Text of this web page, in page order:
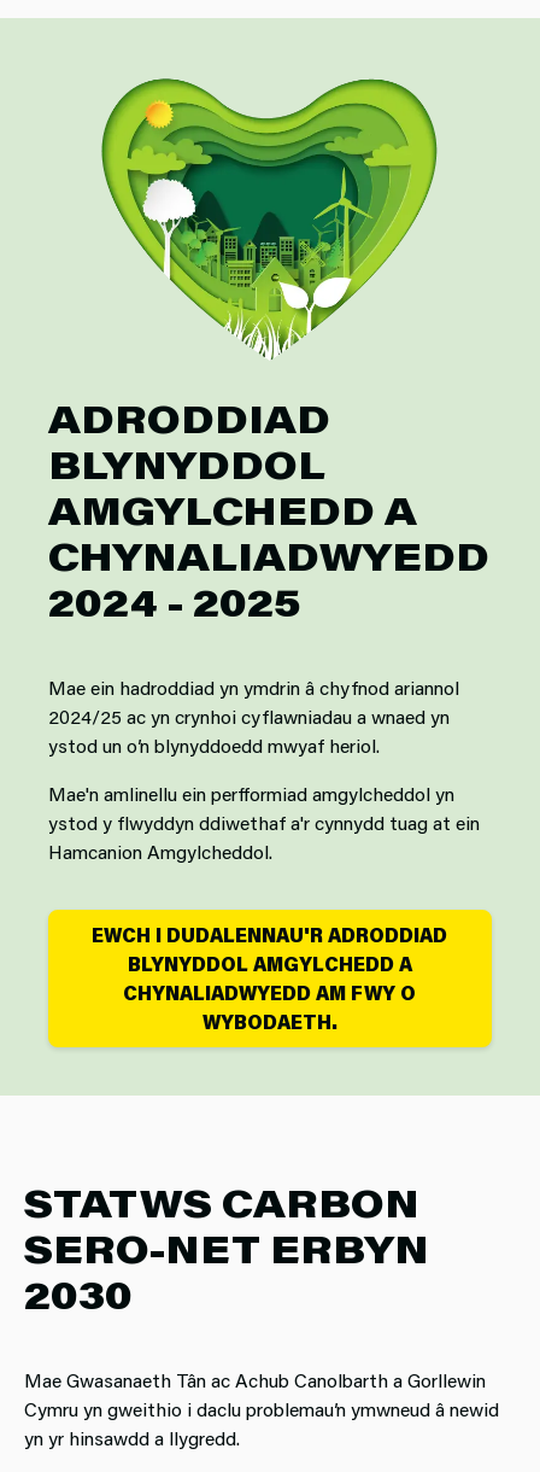
ADRODDIAD
BLYNYDDOL
AMGYLCHEDD A
CHYNALIADWYEDD
2024 - 2025
Mae ein hadroddiad yn ymdrin â chyfnod ariannol
2024/25 ac yn crynhoi cyflawniadau a wnaed yn
ystod un o’n blynyddoedd mwyaf heriol.
Mae'n amlinellu ein perfformiad amgylcheddol yn
ystod y flwyddyn ddiwethaf a'r cynnydd tuag at ein
Hamcanion Amgylcheddol.
EWCH I DUDALENNAU'R ADRODDIAD
BLYNYDDOL AMGYLCHEDD A
CHYNALIADWYEDD AM FWY O
WYBODAETH.
STATWS CARBON
SERO-NET ERBYN
2030
Mae Gwasanaeth Tân ac Achub Canolbarth a Gorllewin
Cymru yn gweithio i daclu problemau’n ymwneud â newid
yn yr hinsawdd a llygredd.